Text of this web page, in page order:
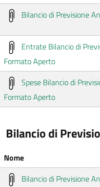
Bilancio di Previsione
Entrate Bilancio di
Formato Aperto
Spese Bilancio di
Formato Aperto
Bilancio di
Nome
Bilancio di Previsione